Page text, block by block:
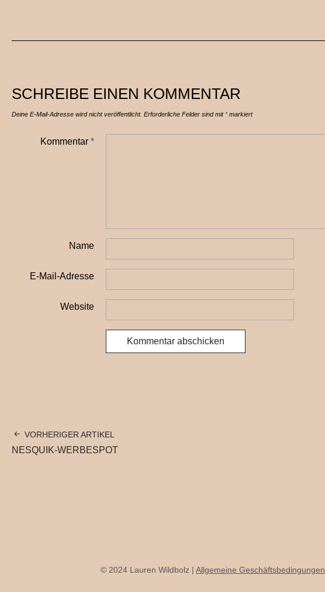
SCHREIBE EINEN KOMMENTAR
Deine E-Mail-Adresse wird nicht veröffentlicht. Erforderliche Felder sind mit*markiert
Kommentar *
Name
E-Mail-Adresse
Website
VORHERIGER ARTIKEL
NESQUIK-WERBESPOT
© 2024 Lauren Wildbolz | Allgemeine Geschäftsbedingungen